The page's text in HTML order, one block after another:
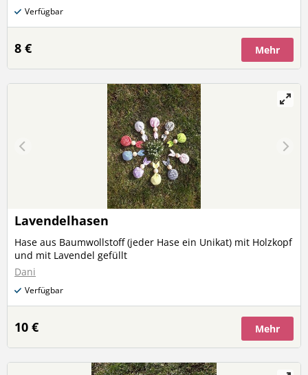
Verfügbar
8 € Mehr
Lavendelhasen
Hase aus Baumwollstoff (jeder Hase ein Unikat) mit Holzkopf
und mit Lavendel gefüllt
Dani
Verfügbar
10 € Mehr